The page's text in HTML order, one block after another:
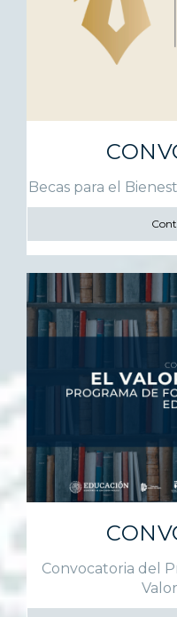
Becas para el
Convocatoria del